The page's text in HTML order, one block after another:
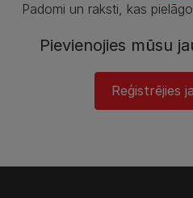
Padomi un raksti, kas
Pievienojies mūsu
Reģistrējies